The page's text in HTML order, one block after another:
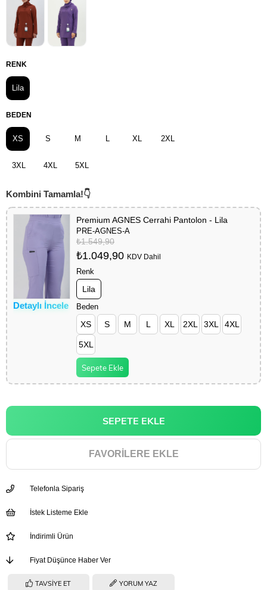
RENK
Lila
BEDEN
XS S M L XL 2XL
3XL 4XL 5XL
Detaylı İncele
Premium AGNES Cerrahi Pantolon - Lila
PRE-AGNES-A
₺1.549,90
₺1.049,90 KDV Dahil
Renk
Lila
Beden
XS S M L XL 2XL 3XL 4XL
5XL
Sepete Ekle
FAVORILERE EKLE
Telefonla Sipariş
İstek Listeme Ekle
İndirimli Ürün
Fiyat Düşünce Haber Ver
TAVSIYE ET YORUM YAZ